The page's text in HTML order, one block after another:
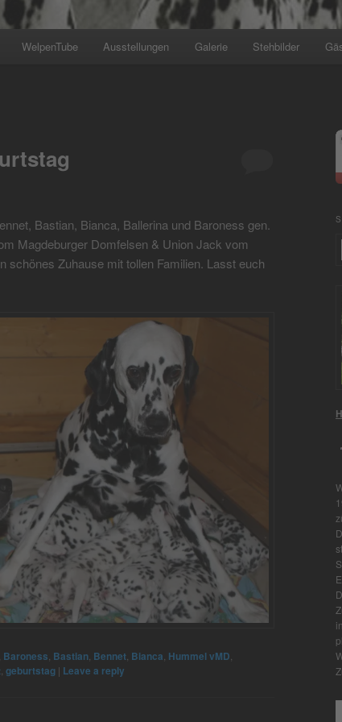
WelpenTube Ausstellungen Galerie Stehbilder
Bastian, Bianca, Ballerina und Baroness gen.
Magdeburger Domfelsen & Union Jack vom
schönes Zuhause mit tollen Familien. Lasst euch
Baroness Bastian Bennet Bianca Hummel vMD
geburtstag | Leave a reply
+++ Wir planen den nächsten